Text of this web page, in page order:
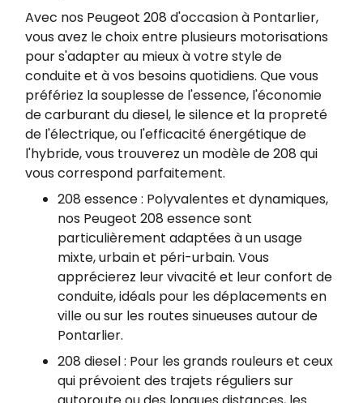
Avec nos Peugeot 208 d'occasion à Pontarlier,
vous avez le choix entre plusieurs motorisations
pour s'adapter au mieux à votre style de
conduite et à vos besoins quotidiens. Que vous
préfériez la souplesse de l'essence, l'économie
de carburant du diesel, le silence et la propreté
de l'électrique, ou l'efficacité énergétique de
l'hybride, vous trouverez un modèle de 208 qui
vous correspond parfaitement.
208 essence : Polyvalentes et dynamiques,
nos Peugeot 208 essence sont
particulièrement adaptées à un usage
mixte, urbain et péri-urbain. Vous
apprécierez leur vivacité et leur confort de
conduite, idéals pour les déplacements en
ville ou sur les routes sinueuses autour de
Pontarlier.
208 diesel : Pour les grands rouleurs et ceux
qui prévoient des trajets réguliers sur